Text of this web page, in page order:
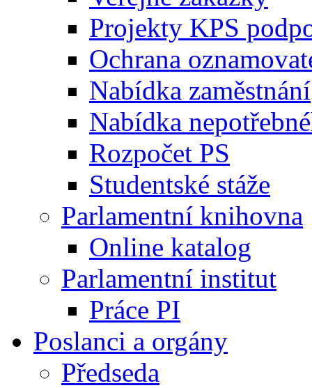
Projekty KPS
Ochrana
Nabídka zaměstnání
Nabídka
Rozpočet PS
Studentské stáže
Parlamentní knihovna
Online katalog
Parlamentní institut
Práce PI
Poslanci a orgány
Předseda